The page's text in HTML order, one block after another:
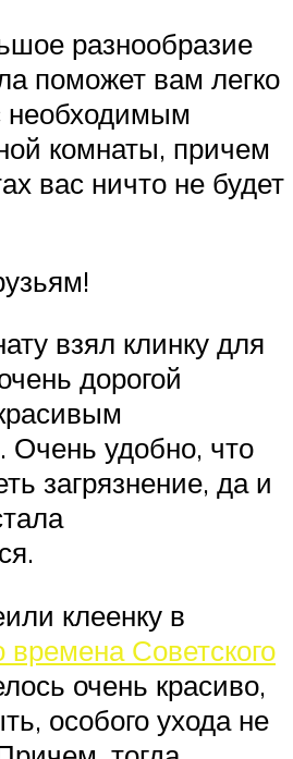
разнообразие
поможет вам легко
необходимым
комнаты, причем
вас ничто не будет
взял клинку для
дорогой
удобно, что
загрязнение, да и
клеенку в
Советского
очень красиво,
особого ухода не